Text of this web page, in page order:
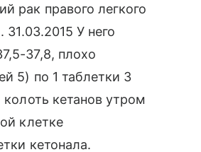
рак правого легкого
31.03.2015 У него
37,8, плохо
5) по 1 таблетки 3
кетанов утром
клетке
кетонала.